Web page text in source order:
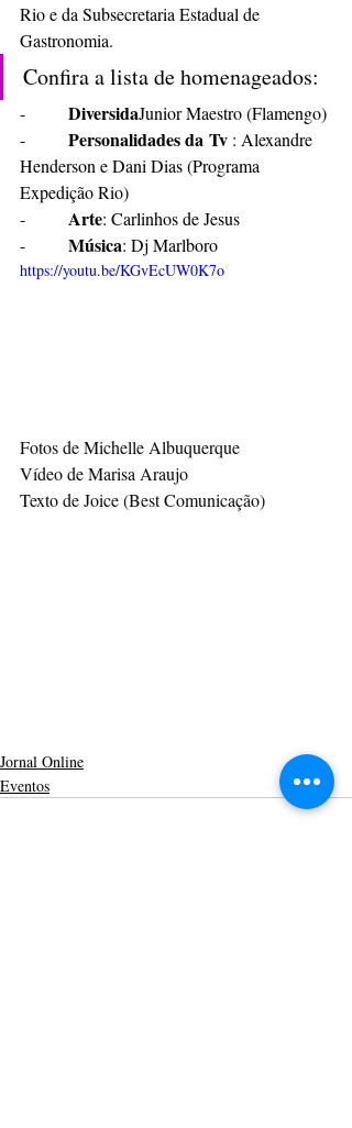
Rio e da Subsecretaria Estadual de
Gastronomia.
Confira a lista de homenageados:
- DiversidaJunior Maestro (Flamengo)
- Personalidades da Tv : Alexandre
Henderson e Dani Dias (Programa
Expedição Rio)
- Arte: Carlinhos de Jesus
- Música: Dj Marlboro
https://youtu.be/KGvEcUW0K7o
Fotos de Michelle Albuquerque
Vídeo de Marisa Araujo
Texto de Joice (Best Comunicação)
Jornal Online
Eventos